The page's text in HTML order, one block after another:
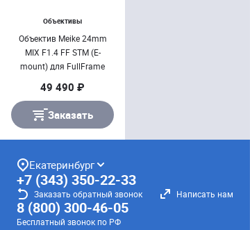
Объективы
Объектив Meike 24mm
MIX F1.4 FF STM (E-
mount) для FullFrame
49 490 ₽
Заказать
Екатеринбург
+7 (343) 350-22-33
Заказать обратный звонок Написать нам
8 (800) 300-46-05
Бесплатный звонок по РФ